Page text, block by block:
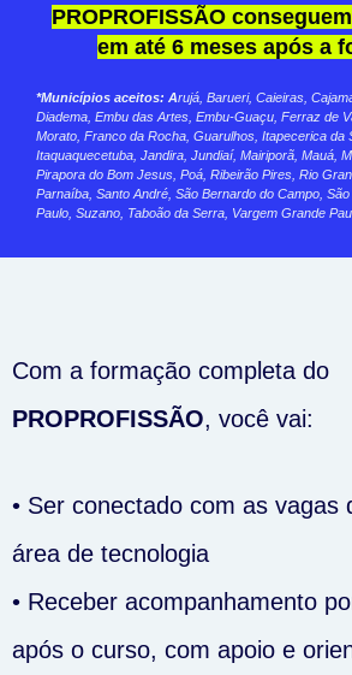
PROPROFISSÃO
em até 6 meses após a
*Municípios aceitos: Arujá, Barueri, Caieiras,
Diadema, Embu das Artes, Embu-Guaçu, Ferraz de
Morato, Franco da Rocha, Guarulhos, Itapecerica da
Itaquaquecetuba, Jandira, Jundiaí, Mairiporã, Mauá,
Pirapora do Bom Jesus, Poá, Ribeirão Pires, Rio
Parnaíba, Santo André, São Bernardo do Campo,
Paulo, Suzano, Taboão da Serra, Vargem Grande
Com a formação completa do
PROPROFISSÃO, você vai:
•⁠ Ser conectado com as vagas
área de tecnologia
•⁠ Receber acompanhamento
após o curso, com apoio e